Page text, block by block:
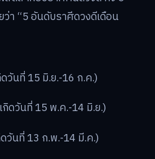
า “5 อันดับราศีดวงดีเดือน
วันที่ 15 มิ.ย.-16 ก.ค.)
ดวันที่ 15 พ.ค.-14 มิ.ย.)
วันที่ 13 ก.พ.-14 มี.ค.)